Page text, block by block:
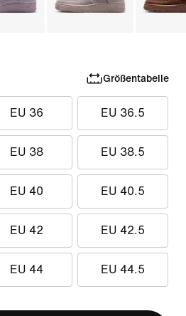
Größentabelle
EU 36 EU 36.5
EU 38 EU 38.5
EU 40 EU 40.5
EU 42 EU 42.5
EU 44 EU 44.5